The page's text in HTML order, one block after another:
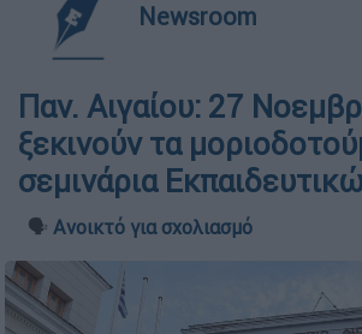
Newsroom
Παν. Αιγαίου: 27
ξεκινούν τα
σεμινάρια
🗣️ Ανοικτό για σχολιασμό